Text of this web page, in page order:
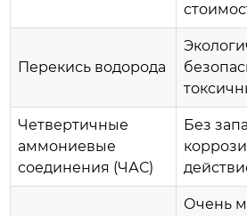
Перекись водорода
Четвертичные
аммониевые
соединения (ЧАС)
Без
Очень